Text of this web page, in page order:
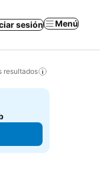
sesión Menú
resultados